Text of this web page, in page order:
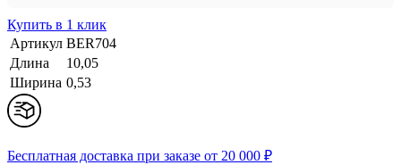
Купить в 1 клик
Артикул BER704
Длина
10,05
Ширина 0,53
Бесплатная доставка при заказе от 20 000 ₽